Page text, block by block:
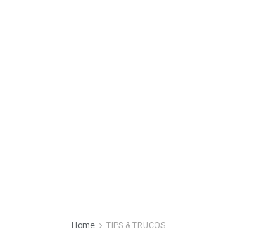
Home TIPS & TRUCOS